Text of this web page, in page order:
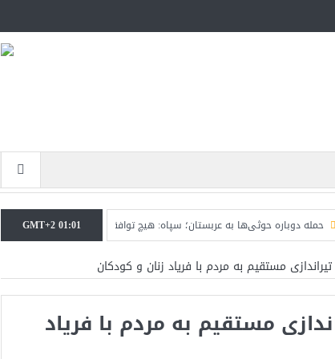
حوثی‌ها به عربستان؛ سپاه: هیچ توافقی را نهایی نخواهیم کرد+تحلیل
GMT+2 01:01
مستقیم به مردم با فریاد زنان و کودکان
مستقیم به مردم با فریاد